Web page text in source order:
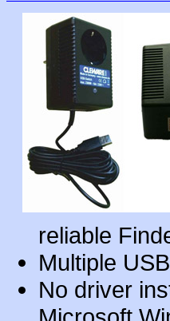
reliable
Multiple
No driver